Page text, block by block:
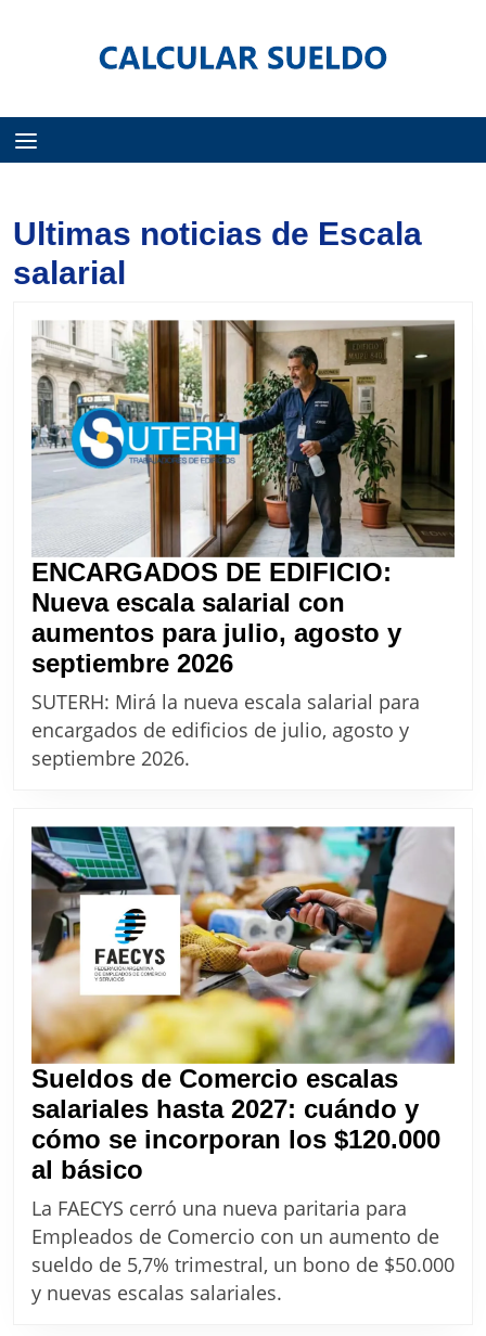
Ultimas noticias de Escala
salarial
ENCARGADOS DE EDIFICIO:
Nueva escala salarial con
aumentos para julio, agosto y
septiembre 2026ENCARGADOS
DE
EDIFICIO:
con
aumentos
para
julio,
agosto
y
septiembre
2026
SUTERH: Mirá la nueva escala salarial para
encargados de edificios de julio, agosto y
septiembre 2026.
Sueldos de Comercio escalas
salariales hasta 2027: cuándo y
cómo se incorporan los $120.000
al básico
de
Comercio
escalas
salariales
La FAECYS cerró una nueva paritaria para
Empleados de Comercio con un aumento de
sueldo de 5,7% trimestral, un bono de $50.000
y nuevas escalas salariales.